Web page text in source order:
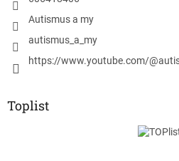
Autismus a my
autismus_a_my
https://www.youtube.com/
Toplist